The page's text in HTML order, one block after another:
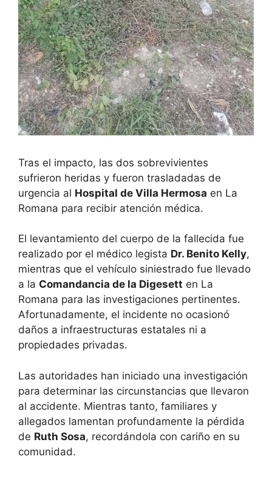
Tras el impacto, las dos sobrevivientes
sufrieron heridas y fueron trasladadas de
urgencia al Hospital de Villa Hermosa en La
Romana para recibir atención médica.
El levantamiento del cuerpo de la fallecida fue
realizado por el médico legista Dr. Benito Kelly,
mientras que el vehículo siniestrado fue llevado
a la Comandancia de la Digesett en La
Romana para las investigaciones pertinentes.
Afortunadamente, el incidente no ocasionó
daños a infraestructuras estatales ni a
propiedades privadas.
Las autoridades han iniciado una investigación
para determinar las circunstancias que llevaron
al accidente. Mientras tanto, familiares y
allegados lamentan profundamente la pérdida
de Ruth Sosa, recordándola con cariño en su
comunidad.